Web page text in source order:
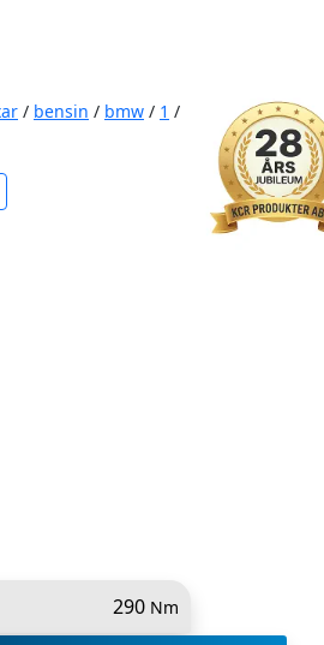
/ bensin / bmw / 1 /
290 Nm